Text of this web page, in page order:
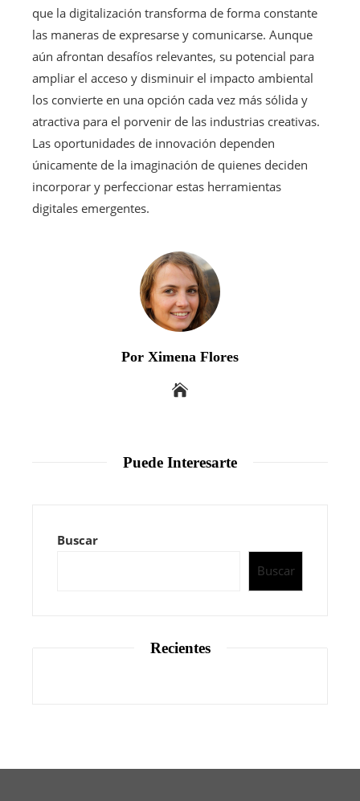
que la digitalización transforma de forma constante
las maneras de expresarse y comunicarse. Aunque
aún afrontan desafíos relevantes, su potencial para
ampliar el acceso y disminuir el impacto ambiental
los convierte en una opción cada vez más sólida y
atractiva para el porvenir de las industrias creativas.
Las oportunidades de innovación dependen
únicamente de la imaginación de quienes deciden
incorporar y perfeccionar estas herramientas
digitales emergentes.
Por Ximena Flores
Puede Interesarte
Buscar
Buscar
Recientes